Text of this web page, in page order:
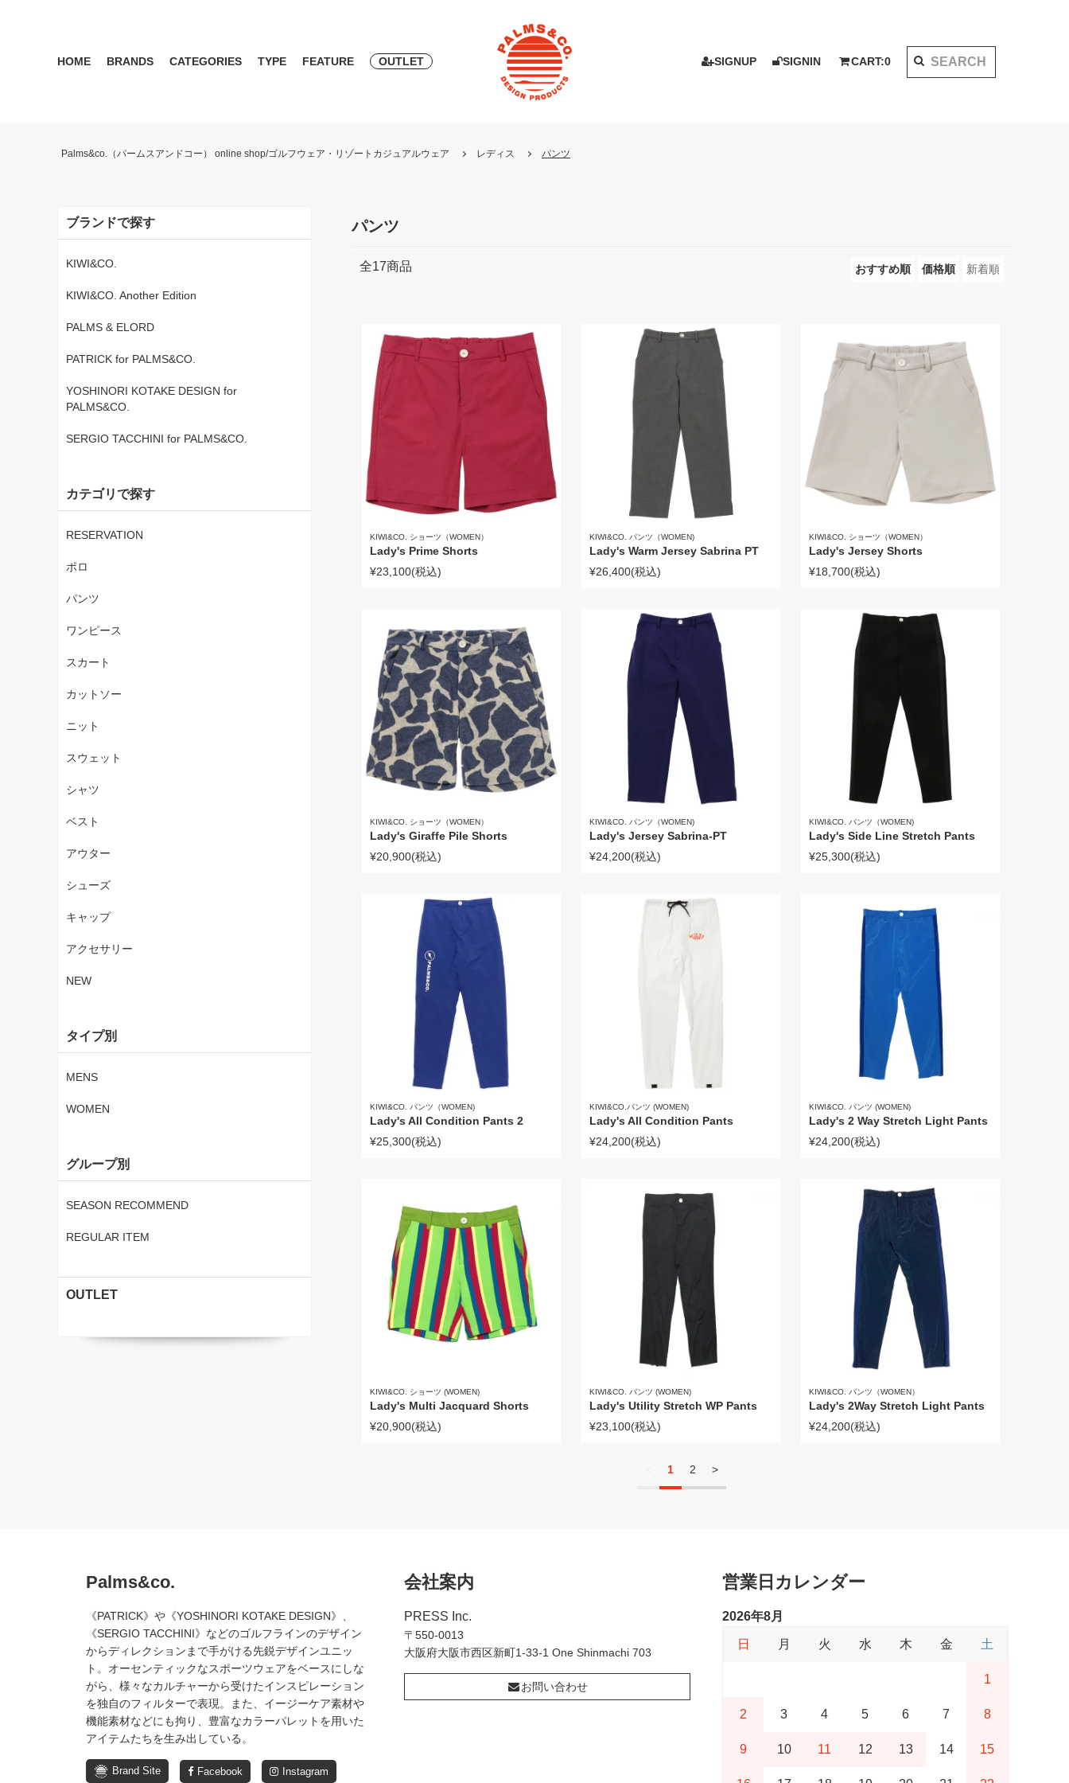
HOME BRANDS CATEGORIES TYPE FEATURE OUTLET SIGNUP SIGNIN CART:0
Palms&co.（パームスアンドコー） online shop/ゴルフウェア・リゾートカジュアルウェア レディス パンツ
パンツ
全17商品 おすすめ順 価格順 新着順
KIWI&CO. ショーツ（WOMEN）
Lady's Prime Shorts
¥23,100(税込)
KIWI&CO. パンツ（WOMEN)
Lady's Warm Jersey Sabrina PT
¥26,400(税込)
KIWI&CO. ショーツ（WOMEN）
Lady's Jersey Shorts
¥18,700(税込)
KIWI&CO. ショーツ（WOMEN）
Lady's Giraffe Pile Shorts
¥20,900(税込)
KIWI&CO. パンツ（WOMEN)
Lady's Jersey Sabrina-PT
¥24,200(税込)
KIWI&CO. パンツ（WOMEN)
Lady's Side Line Stretch Pants
¥25,300(税込)
KIWI&CO. パンツ（WOMEN)
Lady's All Condition Pants 2
¥25,300(税込)
KIWI&CO.パンツ (WOMEN)
Lady's All Condition Pants
¥24,200(税込)
KIWI&CO. パンツ (WOMEN)
Lady's 2 Way Stretch Light Pants
¥24,200(税込)
KIWI&CO. ショーツ (WOMEN)
Lady's Multi Jacquard Shorts
¥20,900(税込)
KIWI&CO. パンツ (WOMEN)
Lady's Utility Stretch WP Pants
¥23,100(税込)
KIWI&CO. パンツ（WOMEN）
Lady's 2Way Stretch Light Pants
¥24,200(税込)
1 2 >
ブランドで探す
KIWI&CO.
KIWI&CO. Another Edition
PALMS & ELORD
PATRICK for PALMS&CO.
YOSHINORI KOTAKE DESIGN for
PALMS&CO.
SERGIO TACCHINI for PALMS&CO.
カテゴリで探す
RESERVATION
ポロ
パンツ
ワンピース
スカート
カットソー
ニット
スウェット
シャツ
ベスト
アウター
シューズ
キャップ
アクセサリー
NEW
タイプ別
MENS
WOMEN
グループ別
SEASON RECOMMEND
REGULAR ITEM
OUTLET
Palms&co.
《PATRICK》や《YOSHINORI KOTAKE DESIGN》、
《SERGIO TACCHINI》などのゴルフラインのデザイン
からディレクションまで手がける先鋭デザインユニッ
ト。オーセンティックなスポーツウェアをベースにしな
がら、様々なカルチャーから受けたインスピレーション
を独自のフィルターで表現。また、イージーケア素材や
機能素材などにも拘り、豊富なカラーパレットを用いた
アイテムたちを生み出している。
Brand Site Facebook Instagram
会社案内
PRESS Inc.
〒550-0013
大阪府大阪市西区新町1-33-1 One Shinmachi 703
お問い合わせ
営業日カレンダー
2026年8月
日 月 火 水 木 金 土
1
2 3 4 5 6 7 8
9 10 11 12 13 14 15